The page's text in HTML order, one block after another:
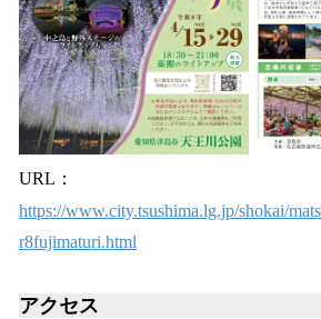
URL：
https://www.city.tsushima.lg.jp/shokai/
r8fujimaturi.html
アクセス